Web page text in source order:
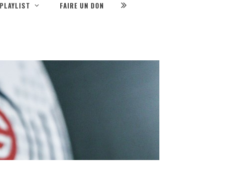
PLAYLIST FAIRE UN DON